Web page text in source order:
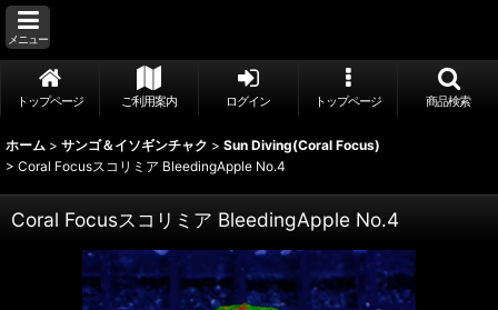
メニュー
トップページ ご利用案内 ログイン トップページ 商品検索
ホーム > サンゴ＆イソギンチャク > Sun Diving(Coral Focus)
> Coral Focusスコリミア BleedingApple No.4
Coral Focusスコリミア BleedingApple No.4